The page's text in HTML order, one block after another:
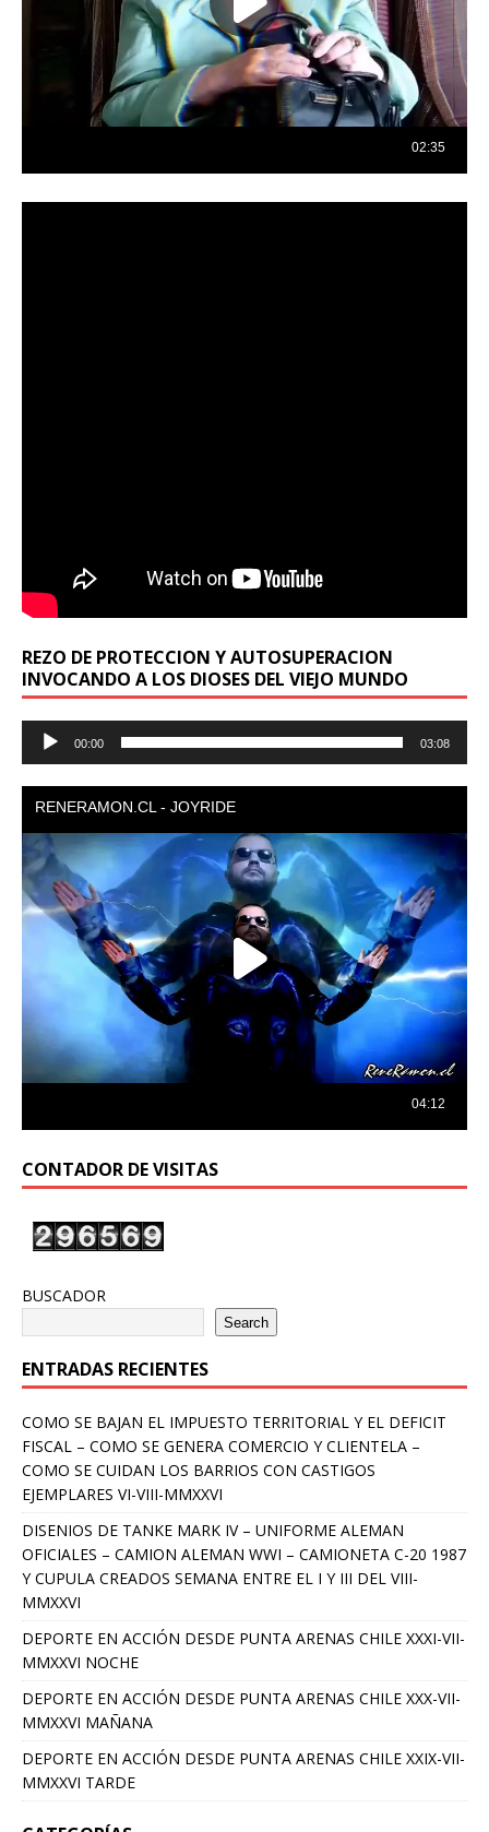
REZO DE PROTECCION Y AUTOSUPERACION
INVOCANDO A LOS DIOSES DEL VIEJO MUNDO
Reproductor
00:00 03:08
CONTADOR DE VISITAS
BUSCADOR
Search
ENTRADAS RECIENTES
COMO SE BAJAN EL IMPUESTO TERRITORIAL Y EL DEFICIT
FISCAL – COMO SE GENERA COMERCIO Y CLIENTELA –
COMO SE CUIDAN LOS BARRIOS CON CASTIGOS
EJEMPLARES VI-VIII-MMXXVI
DISENIOS DE TANKE MARK IV – UNIFORME ALEMAN
OFICIALES – CAMION ALEMAN WWI – CAMIONETA C-20 1987
Y CUPULA CREADOS SEMANA ENTRE EL I Y III DEL VIII-
MMXXVI
DEPORTE EN ACCIÓN DESDE PUNTA ARENAS CHILE XXXI-VII-
MMXXVI NOCHE
DEPORTE EN ACCIÓN DESDE PUNTA ARENAS CHILE XXX-VII-
MMXXVI MAÑANA
DEPORTE EN ACCIÓN DESDE PUNTA ARENAS CHILE XXIX-VII-
MMXXVI TARDE